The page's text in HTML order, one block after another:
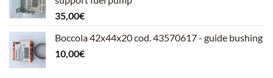
599,00€.540,00€.
35,00€
Boccola 42x44x20 cod. 43570617 - guide bushing
10,00€